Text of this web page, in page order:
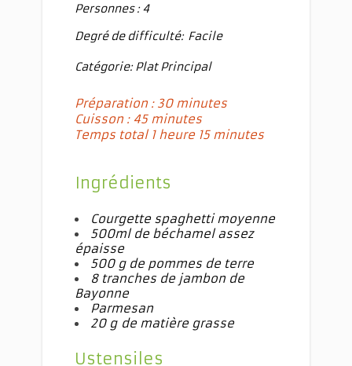
Personnes : 4
Degré de difficulté: Facile
Catégorie: Plat Principal
Préparation : 30 minutes
Cuisson : 45 minutes
Temps total 1 heure 15 minutes
Ingrédients
Courgette spaghetti moyenne
500ml de béchamel assez
épaisse
500 gde pommes de terre
8 tranches de jambon de
Bayonne
Parmesan
20 gde matière grasse
Ustensiles